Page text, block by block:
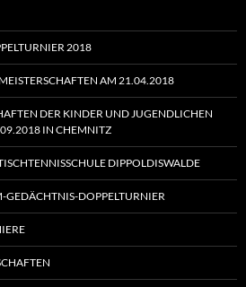
2018
AM 21.04.2018
DER KINDER UND JUGENDLICHEN
IN CHEMNITZ
DIPPOLDISWALDE
GEDÄCHTNIS-DOPPELTURNIER